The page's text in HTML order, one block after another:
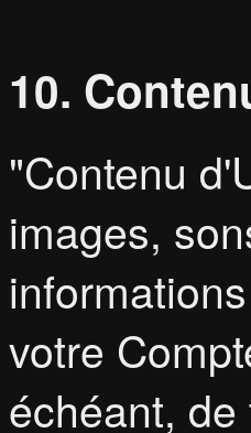
10.
"Contenu
images,
votre
échéant,